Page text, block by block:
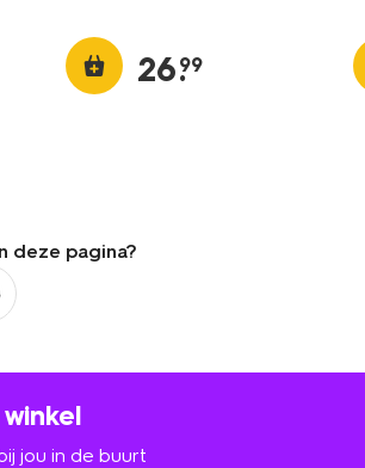
26.
99
deze pagina?
jou in de buurt